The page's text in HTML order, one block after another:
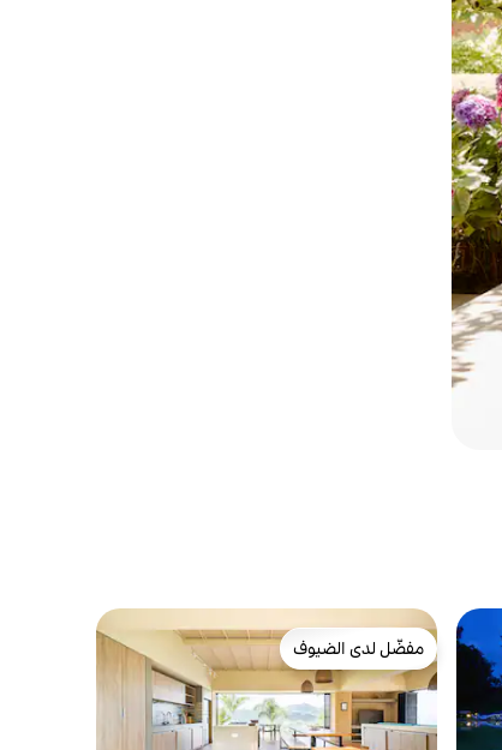
مفضّل لدى الضيوف
مفضّل لدى الضيوف